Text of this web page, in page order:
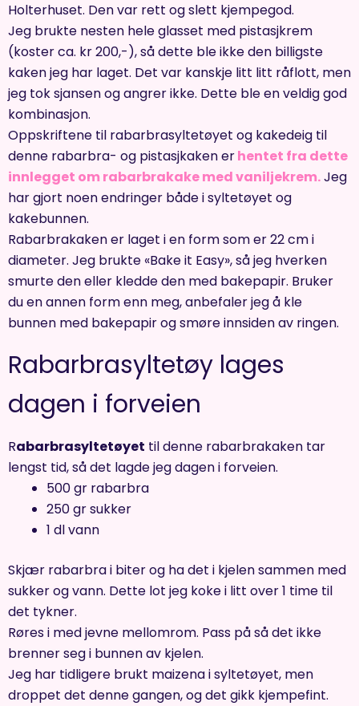
Holterhuset. Den var rett og slett kjempegod.
Jeg brukte nesten hele glasset med pistasjkrem
(koster ca. kr 200,-), så dette ble ikke den billigste
kaken jeg har laget. Det var kanskje litt litt råflott, men
jeg tok sjansen og angrer ikke. Dette ble en veldig god
kombinasjon.
Oppskriftene til rabarbrasyltetøyet og kakedeig til
denne rabarbra- og pistasjkaken erhentet fra dette
innlegget om rabarbrakake med vaniljekrem.Jeg
har gjort noen endringer både i syltetøyet og
kakebunnen.
Rabarbrakaken er laget i en form som er 22 cm i
diameter. Jeg brukte «Bake it Easy», så jeg hverken
smurte den eller kledde den med bakepapir. Bruker
du en annen form enn meg, anbefaler jeg å kle
bunnen med bakepapir og smøre innsiden av ringen.
Rabarbrasyltetøy lages
dagen i forveien
Rabarbrasyltetøyet til denne rabarbrakaken tar
lengst tid, så det lagde jeg dagen i forveien.
500 gr rabarbra
250 gr sukker
1 dl vann
Skjær rabarbra i biter og ha det i kjelen sammen med
sukker og vann. Dette lot jeg koke i litt over 1 time til
det tykner.
Røres i med jevne mellomrom. Pass på så det ikke
brenner seg i bunnen av kjelen.
Jeg har tidligere brukt maizena i syltetøyet, men
droppet det denne gangen, og det gikk kjempefint.